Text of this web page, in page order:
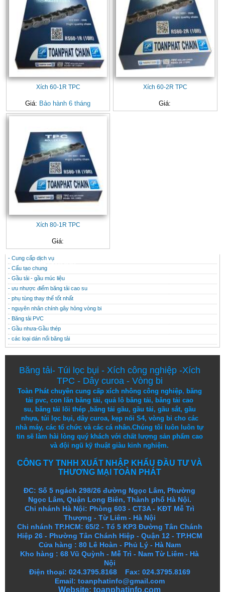
Xích 60-1R TPC
Giá: Bảo hành 6 tháng
Xích 60-2R TPC
Giá:
Xích 80-1R TPC
Giá:
CONTACT
THÔNG TIN HỮU ÍCH
- Cung cấp dịch vụ
- Cấu tạo chung
- Gầu tải - gầu múc liệu
- ưu nhược điểm băng tải cao su
- phụ tùng thay thế tốt nhất
- nguyên nhân chính gây hỏng vòng bi
- Băng tải PVC
- Gầu nhưa-Gầu thép
- các loại dán nối băng tải
Băng tải- Túi lọc bụi - Xích công nghiệp-Xích
TPC - Dây curoa - Vòng bi
Toàn Phát chuyên cung cấp xích nhông công nghiệp, băng
tải pvc,con lăn băng tải,quả lô băng tải, băng tải cao
su, băng tải lõi thép,băng tải gầu, gầu tải, gầu sắt, gầu
nhựa, túi lọc bụi, dây curoa, kẹp nối S4, vòng bi cho các
nhà máy, các tổ chức và các cá nhân.Chúng tôi luôn luôn tự
tin sẽ làm hài lòng quý khách với chất lượng sảnphẩm cao
và đội ngũ kỹ thuật giàu kinh nghiệm.
CÔNG TY TNHH XUẤT NHẬP KHẨU ĐẦU TƯ VÀ
THƯƠNG MẠI TOÀN PHÁT
ĐC: Số 5 ngách 298/26 đường Ngọc Lâm, Phường
Ngọc Lâm, Quận Long Biên, Thành phố Hà Nội.
Chi nhánh Hà Nội: Phòng 603 - CT3A - KĐT Mễ Trì
Thượng - Từ Liêm - Hà Nội
Chi nhánh TP.HCM: 65/2 - Tổ 5 KP3 Đường Tân Chánh
Hiệp 26 - Phường Tân Chánh Hiệp - Quận 12 - TP.HCM
Cửa hàng : 80 Lê Hoàn - Phủ Lý - Hà Nam
Kho hàng :68 Vũ Quỳnh - Mễ Trì - Nam Từ Liêm - Hà
Nội
Điện thoại: 024.3795.8168 Fax: 024.3795.8169
Email: toanphatinfo@gmail.com
Website: toanphatinfo.com